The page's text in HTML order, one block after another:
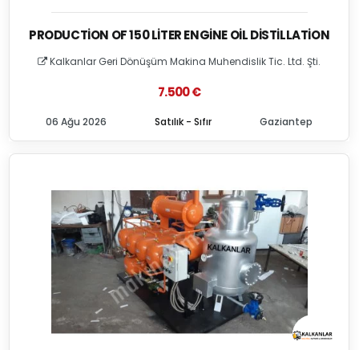
PRODUCTION OF 150 LITER ENGINE OIL DISTILLATION
Kalkanlar Geri Dönüşüm Makina Muhendislik Tic. Ltd. Şti.
7.500 €
Satılık - Sıfır
06 Ağu 2026 Gaziantep